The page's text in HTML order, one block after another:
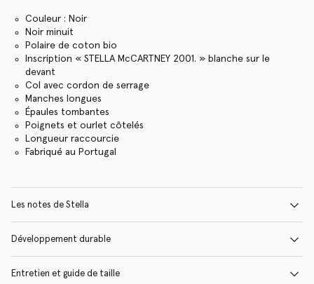
Couleur : Noir
Noir minuit
Polaire de coton bio
Inscription « STELLA McCARTNEY 2001. » blanche sur le
devant
Col avec cordon de serrage
Manches longues
Épaules tombantes
Poignets et ourlet côtelés
Longueur raccourcie
Fabriqué au Portugal
Les notes de Stella
Développement durable
Entretien et guide de taille